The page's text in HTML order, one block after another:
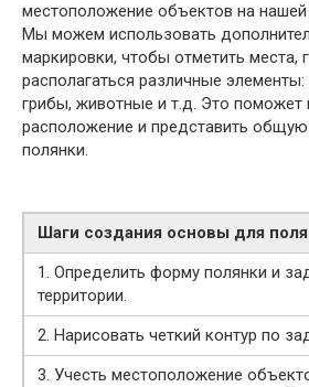
местоположение объектов на
Мы можем использовать
маркировки, чтобы отметить места,
располагаться различные
грибы, животные и т.д. Это поможет
расположение и представить
полянки.
Шаги создания основы для
1. Определить форму полянки и
территории.
2. Нарисовать четкий контур по
3. Учесть местоположение